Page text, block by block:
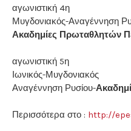
αγωνιστική 4η
Μυγδονιακός-Αναγέννηση
Ακαδημίες Πρωταθλητών
αγωνιστική 5η
Ιωνικός-Μυγδονιακός
Αναγέννηση Ρυσίου-
Περισσότερα στο : http://